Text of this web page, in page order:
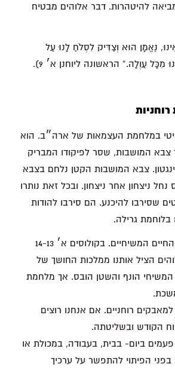
להיטהרות. דבר אלוהים מבטיח
נֶאֱמָן הוּא וְצַדִּיק לִסְלֹחַ לָנוּ עַל
מִכָּל עַוְלָה.” הראשונה ליוחנן א׳ 9).
במלחמת העצמאות של ארה״ב. הוא
צבא המושבות, שסר לפיקודו המבריק
צבא המושבות הקטן נלחם בצבא
נחל ניצחון אחר ניצחון. ובכל זאת נותרו
שסירבו להיכנע. הם סירבו להודות
גרילה.
מצב זה מתאר את החיים המשיחיים. בקולוסים א׳ 14-13
הציל אותנו ממלכות החושך של
המשיחי הונף והשטן הובס. אך מלחמת
למאבקים רוחניים. אם אנחנו רוצים
הקודש ובשליטתה.
ביום- בבית, בעבודה, במכולת או
הפיתוי להתפשר על ערכיך